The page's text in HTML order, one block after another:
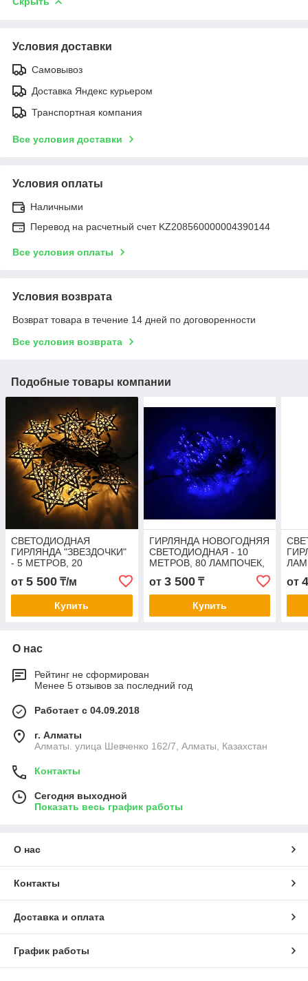
Условия доставки
Самовывоз
Доставка Яндекс курьером
Транспортная компания
Все условия доставки
Условия оплаты
Наличными
Перевод на расчетный счет KZ208560000004390144
Все условия оплаты
Условия возврата
Возврат товара в течение 14 дней по договоренности
Все условия возврата
Подобные товары компании
СВЕТОДИОДНАЯ
ГИРЛЯНДА "ЗВЕЗДОЧКИ"
- 5 МЕТРОВ, 20
ЛАМПОЧЕК, ТЕПЛЫЙ
СВЕТ, СВЕТИТ
ПОСТОЯННО
от 5 500 ₸/м
Купить
ГИРЛЯНДА НОВОГОДНЯЯ
СВЕТОДИОДНАЯ - 10
МЕТРОВ, 80 ЛАМПОЧЕК,
ГОЛУБОЙ СВЕТ, СВЕТИТ
ПОСТОЯННО
от 3 500₸
Купить
от
О нас
Рейтинг не сформирован
Менее 5 отзывов за последний год
Работает с 04.09.2018
г. Алматы
Алматы. улица Шевченко 162/7, Алматы, Казахстан
Контакты
Сегодня выходной
Показать весь график работы
О нас
Контакты
Доставка и оплата
График работы